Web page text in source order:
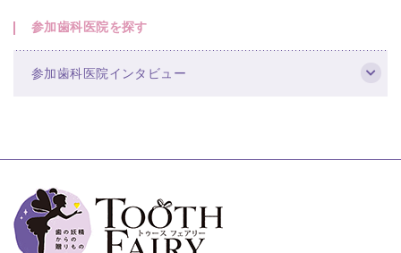
参加歯科医院を探す
参加歯科医院インタビュー